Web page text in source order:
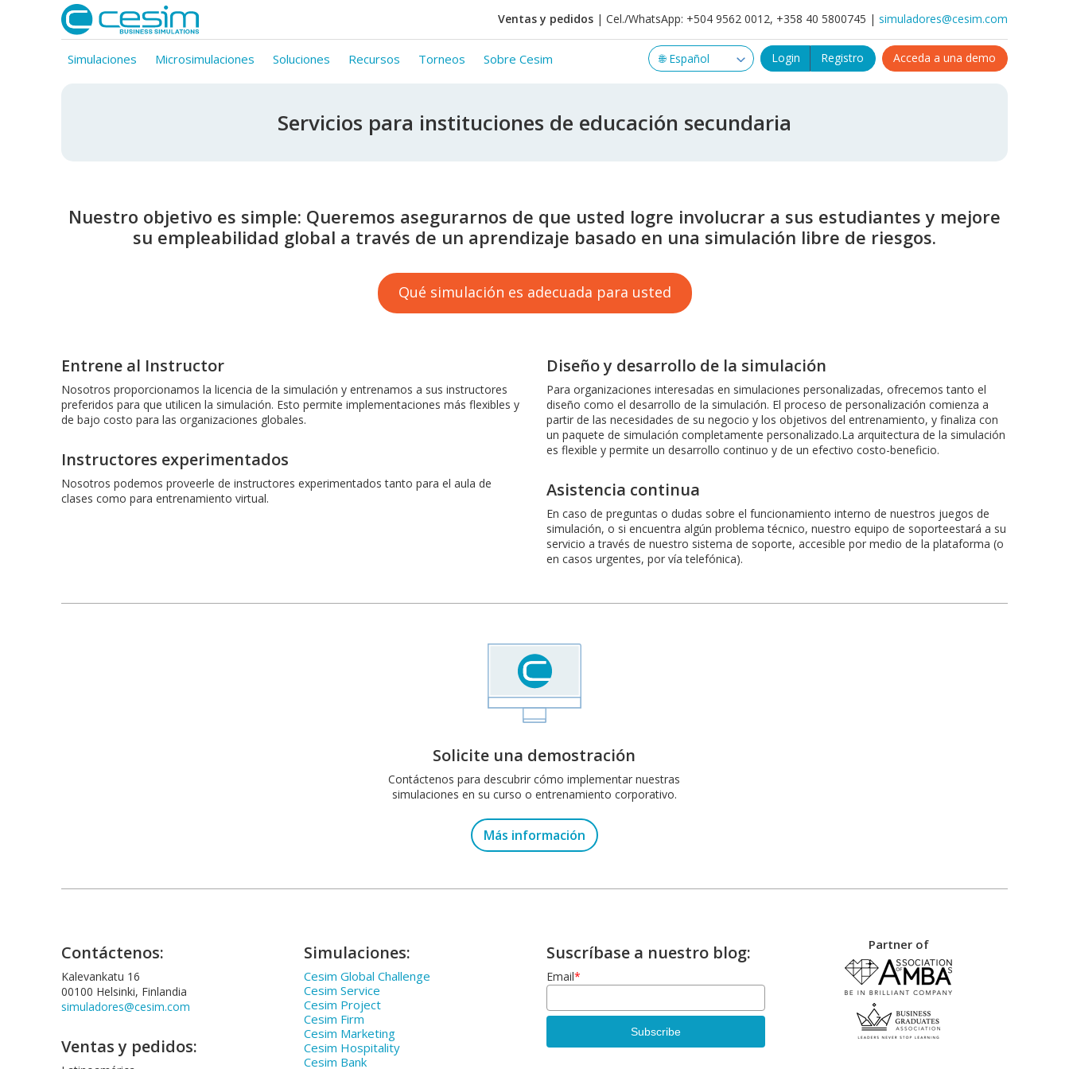
Ventas y pedidos| Cel./WhatsApp: +504 9562 0012, +358 40 5800745 | simuladores@cesim.com
Simulaciones Microsimulaciones Soluciones Recursos Torneos Sobre Cesim Login Registro Acceda a una demo
Servicios para instituciones de educación secundaria
Nuestro objetivo es simple: Queremos asegurarnos de que usted logre involucrar a sus estudiantes y mejore
su empleabilidad global a través de un aprendizaje basado en una simulación libre de riesgos.
Qué simulación es adecuada para usted
Entrene al Instructor
Nosotros proporcionamos la licencia de la simulación y entrenamos a sus instructores
preferidos para que utilicen la simulación. Esto permite implementaciones más flexibles y
de bajo costo para las organizaciones globales.
Instructores experimentados
Nosotros podemos proveerle de instructores experimentados tanto para el aula de
clases como para entrenamiento virtual.
Diseño y desarrollo de la simulación
Para organizaciones interesadas en simulaciones personalizadas, ofrecemos tanto el
diseño como el desarrollo de la simulación. El proceso de personalización comienza a
partir de las necesidades de su negocio y los objetivos del entrenamiento, y finaliza con
un paquete de simulación completamente personalizado.La arquitectura de la simulación
es flexible y permite un desarrollo continuo y de un efectivo costo-beneficio.
Asistencia continua
En caso de preguntas o dudas sobre el funcionamiento interno de nuestros juegos de
simulación, o si encuentra algún problema técnico, nuestro equipo de soporteestará a su
servicio a través de nuestro sistema de soporte, accesible por medio de la plataforma (o
en casos urgentes, por vía telefónica).
Solicite una demostración
Contáctenos para descubrir cómo implementar nuestras
simulaciones en su curso o entrenamiento corporativo.
Más información
Contáctenos:
Kalevankatu 16
00100 Helsinki, Finlandia
simuladores@cesim.com
Ventas y pedidos:
Simulaciones:
Cesim Global Challenge
Cesim Service
Cesim Project
Cesim Firm
Cesim Marketing
Cesim Hospitality
Cesim Bank
Suscríbase a nuestro blog:
Email*
Partner of